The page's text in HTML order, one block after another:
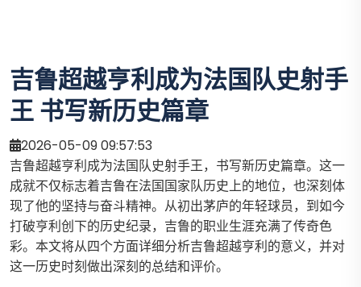
吉鲁超越亨利成为法国队史射手
王 书写新历史篇章
2026-05-09 09:57:53
吉鲁超越亨利成为法国队史射手王，书写新历史篇章。这一
成就不仅标志着吉鲁在法国国家队历史上的地位，也深刻体
现了他的坚持与奋斗精神。从初出茅庐的年轻球员，到如今
打破亨利创下的历史纪录，吉鲁的职业生涯充满了传奇色
彩。本文将从四个方面详细分析吉鲁超越亨利的意义，并对
这一历史时刻做出深刻的总结和评价。